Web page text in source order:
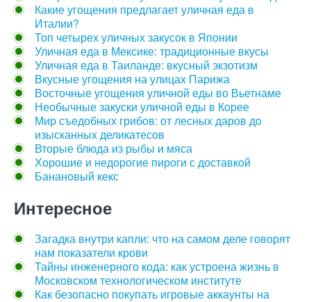
Какие угощения предлагает уличная еда в
Италии?
Топ четырех уличных закусок в Японии
Уличная еда в Мексике: традиционные вкусы
Уличная еда в Таиланде: вкусный экзотизм
Вкусные угощения на улицах Парижа
Восточные угощения уличной еды во Вьетнаме
Необычные закуски уличной еды в Корее
Мир съедобных грибов: от лесных даров до
изысканных деликатесов
Вторые блюда из рыбы и мяса
Хорошие и недорогие пироги с доставкой
Банановый кекс
Интересное
Загадка внутри капли: что на самом деле говорят
нам показатели крови
Тайны инженерного кода: как устроена жизнь в
Московском технологическом институте
Как безопасно покупать игровые аккаунты на